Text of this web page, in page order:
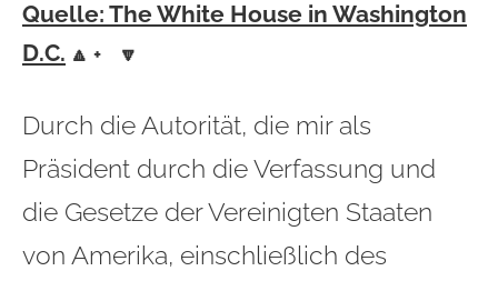
Quelle: The White House in Washington
D.C. 🔼 + 🔽
Durch die Autorität, die mir als
Präsident durch die Verfassung und
die Gesetze der Vereinigten Staaten
von Amerika, einschließlich des